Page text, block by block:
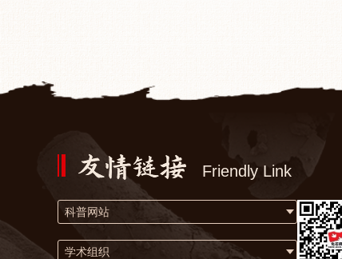
Friendly Link
科普网站
学术组织